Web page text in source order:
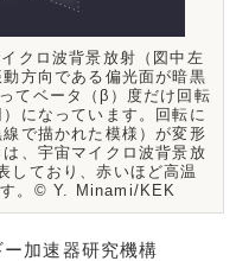
クロ波背景放射（図中左
方向である偏光面が暗黒
てベータ（β）度だけ回転
になっています。回転に
で描かれた模様）が変形
、宇宙マイクロ波背景放
しており、赤いほど高温
す。©️ Y. Minami/KEK
加速器研究機構